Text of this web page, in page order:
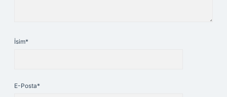
İsim*
E-Posta*